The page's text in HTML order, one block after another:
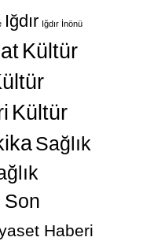
Iğdır Iğdır İnönü
Kültür
Kültür
Sağlık
Son
Haberi